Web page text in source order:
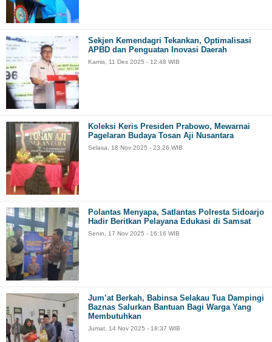
Sekjen Kemendagri Tekankan, Optimalisasi
APBD dan Penguatan Inovasi Daerah
Kamis, 11 Des 2025 - 12:48 WIB
Koleksi Keris Presiden Prabowo, Mewarnai
Pagelaran Budaya Tosan Aji Nusantara
Selasa, 18 Nov 2025 - 23:26 WIB
Polantas Menyapa, Satlantas Polresta Sidoarjo
Hadir Beritkan Pelayana Edukasi di Samsat
Senin, 17 Nov 2025 - 16:16 WIB
Jum’at Berkah, Babinsa Selakau Tua Dampingi
Baznas Salurkan Bantuan Bagi Warga Yang
Membutuhkan
Jumat, 14 Nov 2025 - 18:37 WIB